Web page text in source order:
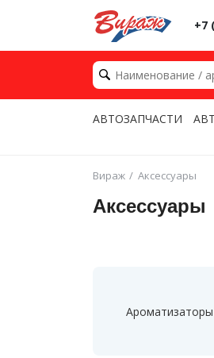
+7
АВТОЗАПЧАСТИ
Вираж Аксессуары
Аксессуары
Ароматизаторы